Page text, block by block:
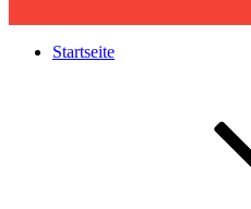
Startseite